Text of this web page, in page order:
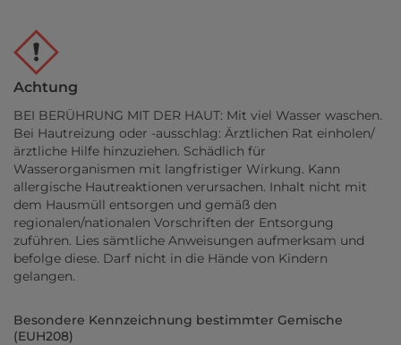
Achtung
BEI BERÜHRUNG MIT DER HAUT: Mit viel Wasser waschen.
Bei Hautreizung oder -ausschlag: Ärztlichen Rat einholen/
ärztliche Hilfe hinzuziehen. Schädlich für
Wasserorganismen mit langfristiger Wirkung. Kann
allergische Hautreaktionen verursachen. Inhalt nicht mit
dem Hausmüll entsorgen und gemäß den
regionalen/nationalen Vorschriften der Entsorgung
zuführen. Lies sämtliche Anweisungen aufmerksam und
befolge diese. Darf nicht in die Hände von Kindern
gelangen.
Besondere Kennzeichnung bestimmter Gemische
(EUH208)